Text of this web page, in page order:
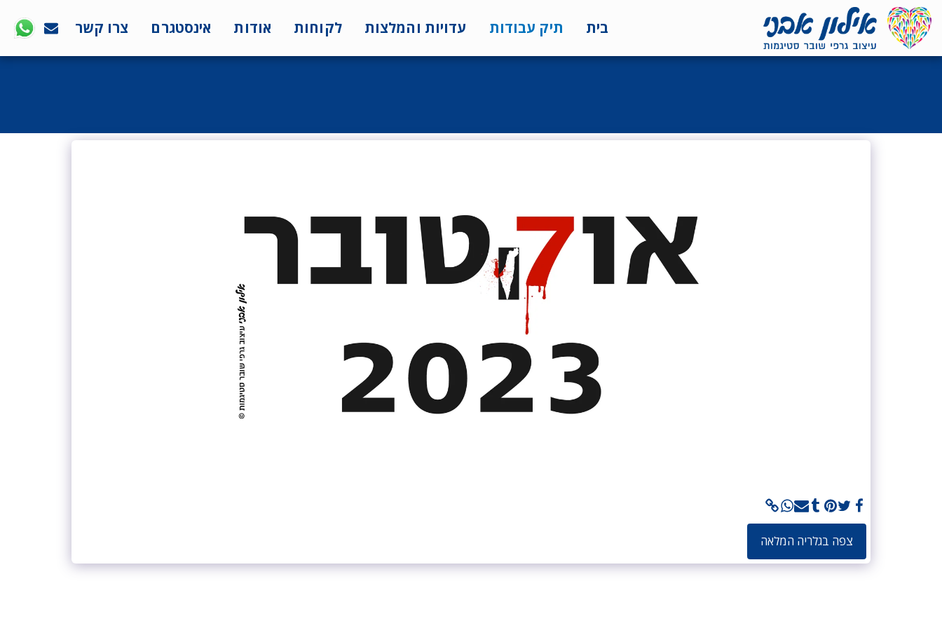
בית תיק עבודות עדויות והמלצות לקוחות אודות אינסטגרם צרו קשר
צפה בגלריה המלאה